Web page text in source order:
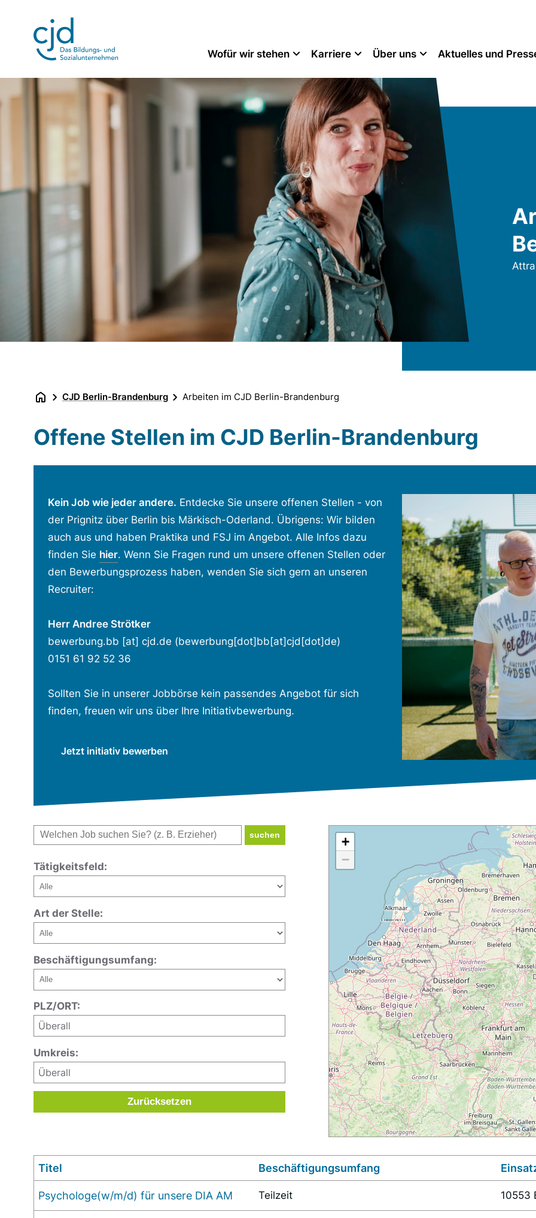
Wofür wir stehen
Karriere Über uns Aktuelles und
CJD Berlin-Brandenburg Arbeiten im CJD Berlin-Brandenburg
Offene Stellen im CJD Berlin-Brandenburg
Kein Job wie jeder andere. Entdecke Sie unsere offenen Stellen - von
der Prignitz über Berlin bis Märkisch-Oderland. Übrigens: Wir bilden
auch aus und haben Praktika und FSJ im Angebot. Alle Infos dazu
finden Sie hier. Wenn Sie Fragen rund um unsere offenen Stellen oder
den Bewerbungsprozess haben, wenden Sie sich gern an unseren
Recruiter:
Herr Andree Strötker
bewerbung.bb [at] cjd.de (bewerbung[dot]bb[at]cjd[dot]de)
0151 61 92 52 36
Sollten Sie in unserer Jobbörse kein passendes Angebot für sich
finden, freuen wir uns über Ihre Initiativbewerbung.
Jetzt initiativ bewerben
suchen
Tätigkeitsfeld:
Art der Stelle:
Beschäftigungsumfang:
PLZ/ORT:
Überall
Umkreis:
Überall
Zurücksetzen
+
−
Titel Beschäftigungsumfang
Psychologe(w/m/d) für unsere DIA AM Teilzeit 10553